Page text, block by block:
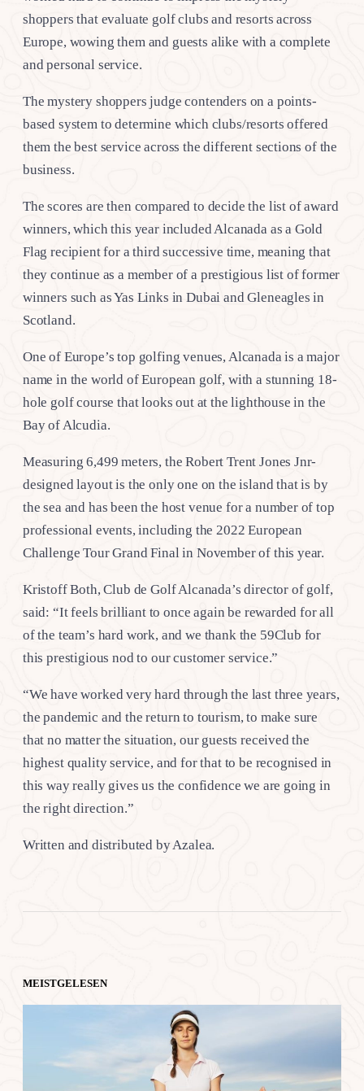
shoppers that evaluate golf clubs and resorts across
Europe, wowing them and guests alike with a complete
and personal service.
The mystery shoppers judge contenders on a points-
based system to determine which clubs/resorts offered
them the best service across the different sections of the
business.
The scores are then compared to decide the list of award
winners, which this year included Alcanada as a Gold
Flag recipient for a third successive time, meaning that
they continue as a member of a prestigious list of former
winners such as Yas Links in Dubai and Gleneagles in
Scotland.
One of Europe’s top golfing venues, Alcanada is a major
name in the world of European golf, with a stunning 18-
hole golf course that looks out at the lighthouse in the
Bay of Alcudia.
Measuring 6,499 meters, the Robert Trent Jones Jnr-
designed layout is the only one on the island that is by
the sea and has been the host venue for a number of top
professional events, including the 2022 European
Challenge Tour Grand Final in November of this year.
Kristoff Both, Club de Golf Alcanada’s director of golf,
said: “It feels brilliant to once again be rewarded for all
of the team’s hard work, and we thank the 59Club for
this prestigious nod to our customer service.”
“We have worked very hard through the last three years,
the pandemic and the return to tourism, to make sure
that no matter the situation, our guests received the
highest quality service, and for that to be recognised in
this way really gives us the confidence we are going in
the right direction.”
Written and distributed by Azalea.
MEISTGELESEN